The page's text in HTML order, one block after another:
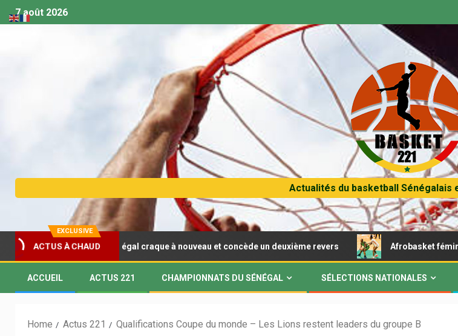
7 août 2026
Actualités du basketball Sénégalais
EXCLUSIVE
ACTUS À CHAUD
U18 (F) : Le Sénégal craque à nouveau et concède un deuxième revers Afrobasket féminin U18 –
ACCUEIL ACTUS 221 CHAMPIONNATS DU SÉNÉGAL SÉLECTIONS NATIONALES
Home Actus 221 Qualifications Coupe du monde – Les Lions restent leaders du groupe B